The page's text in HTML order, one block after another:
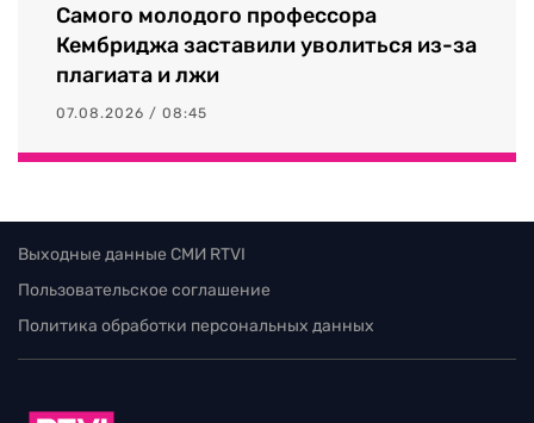
Самого молодого профессора
Кембриджа заставили уволиться из-за
плагиата и лжи
07.08.2026 / 08:45
Выходные данные СМИ RTVI
Пользовательское соглашение
Политика обработки персональных данных